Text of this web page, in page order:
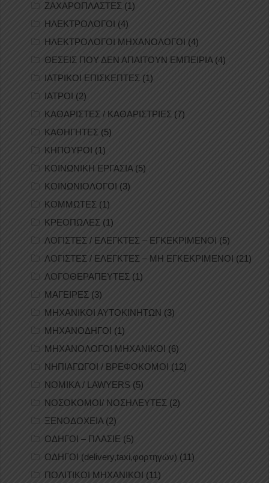
ΖΑΧΑΡΟΠΛΑΣΤΕΣ (1)
ΗΛΕΚΤΡΟΛΟΓΟΙ (4)
ΗΛΕΚΤΡΟΛΟΓΟΙ ΜΗΧΑΝΟΛΟΓΟΙ (4)
ΘΕΣΕΙΣ ΠΟΥ ΔΕΝ ΑΠΑΙΤΟΥΝ ΕΜΠΕΙΡΙΑ(4)
ΙΑΤΡΙΚΟΙ ΕΠΙΣΚΕΠΤΕΣ (1)
ΙΑΤΡΟΙ (2)
ΚΑΘΑΡΙΣΤΕΣ / ΚΑΘΑΡΙΣΤΡΙΕΣ (7)
ΚΑΘΗΓΗΤΕΣ (5)
ΚΗΠΟΥΡΟΙ (1)
ΚΟΙΝΩΝΙΚΗ ΕΡΓΑΣΙΑ (5)
ΚΟΙΝΩΝΙΟΛΟΓΟΙ (3)
ΚΟΜΜΩΤΕΣ (1)
ΚΡΕΟΠΩΛΕΣ (1)
ΛΟΓΙΣΤΕΣ / ΕΛΕΓΚΤΕΣ – ΕΓΚΕΚΡΙΜΕΝΟΙ (5)
ΛΟΓΙΣΤΕΣ / ΕΛΕΓΚΤΕΣ – ΜΗ ΕΓΚΕΚΡΙΜΕΝΟΙ (21)
ΛΟΓΟΘΕΡΑΠΕΥΤΕΣ (1)
ΜΑΓΕΙΡΕΣ (3)
ΜΗΧΑΝΙΚΟΙ ΑΥΤΟΚΙΝΗΤΩΝ (3)
ΜΗΧΑΝΟΔΗΓΟΙ (1)
ΜΗΧΑΝΟΛΟΓΟΙ ΜΗΧΑΝΙΚΟΙ (6)
ΝΗΠΙΑΓΩΓΟΙ / ΒΡΕΦΟΚΟΜΟΙ (12)
ΝΟΜΙΚΑ / LAWYERS (5)
ΝΟΣΟΚΟΜΟΙ/ ΝΟΣΗΛΕΥΤΕΣ (2)
ΞΕΝΟΔΟΧΕΙΑ (2)
ΟΔΗΓΟΙ – ΠΛΑΣΙΕ (5)
ΟΔΗΓΟΙ (delivery,taxi,φορτηγών) (11)
ΠΟΛΙΤΙΚΟΙ ΜΗΧΑΝΙΚΟΙ (11)